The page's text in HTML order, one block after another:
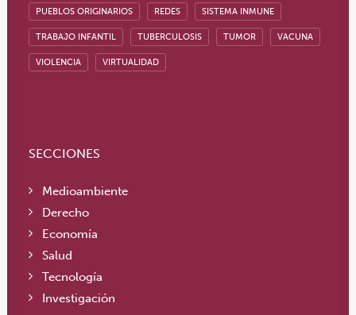
PUEBLOS ORIGINARIOS REDES SISTEMA INMUNE
TRABAJO INFANTIL TUBERCULOSIS TUMOR VACUNA
VIOLENCIA VIRTUALIDAD
SECCIONES
Medioambiente
Derecho
Economía
Salud
Tecnología
Investigación